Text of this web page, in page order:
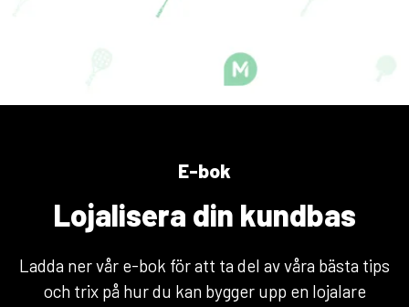
E-bok
Lojalisera din kundbas
Ladda ner vår e-bok för att ta del av våra bästa tips
och trix på hur du kan bygger upp en lojalare